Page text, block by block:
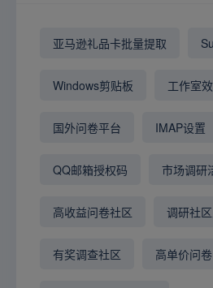
亚马逊礼品卡批量提取
Windows剪贴板 工作室
国外问卷平台 IMAP设置
QQ邮箱授权码 市场调研
高收益问卷社区 调研社
有奖调查社区 高单价问卷